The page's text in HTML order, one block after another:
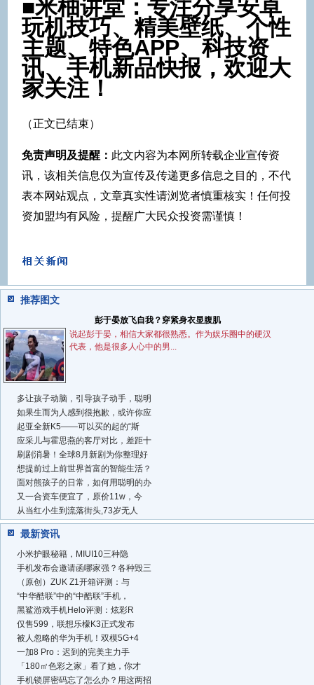
■米柚讲堂：专注分享安卓
玩机技巧、精美壁纸、个性
主题、特色APP、科技资
讯、手机新品快报，欢迎大
家关注！
（正文已结束）
免责声明及提醒： 此文内容为本网所转载企业宣传资
讯，该相关信息仅为宣传及传递更多信息之目的，不代
表本网站观点，文章真实性请浏览者慎重核实！任何投
资加盟均有风险，提醒广大民众投资需谨慎！
推荐图文
彭于晏放飞自我？穿紧身衣显腹肌
说起彭于晏，相信大家都很熟悉。作为娱乐圈中的硬汉
代表，他是很多人心中的男...
多让孩子动脑，引导孩子动手，聪明
如果生而为人感到很抱歉，或许你应
起亚全新K5——可以买的起的“斯
应采儿与霍思燕的客厅对比，差距十
刷剧消暑！全球8月新剧为你整理好
想提前过上前世界首富的智能生活？
面对熊孩子的日常，如何用聪明的办
又一合资车便宜了，原价11w，今
从当红小生到流落街头,73岁无人
最新资讯
小米护眼秘籍，MIUI10三种隐
手机发布会邀请函哪家强？各种毁三
（原创）ZUK Z1开箱评测：与
“中华酷联”中的“中酷联”手机，
黑鲨游戏手机Helo评测：炫彩R
仅售599，联想乐檬K3正式发布
被人忽略的华为手机！双模5G+4
一加8 Pro：迟到的完美主力手
「180㎡色彩之家」看了她，你才
手机锁屏密码忘了怎么办？用这两招